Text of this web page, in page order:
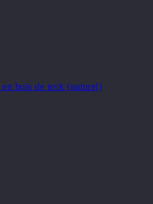
bois de teck (naturel)